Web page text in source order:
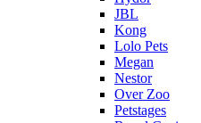
JBL
Kong
Lolo Pets
Megan
Nestor
Over Zoo
Petstages